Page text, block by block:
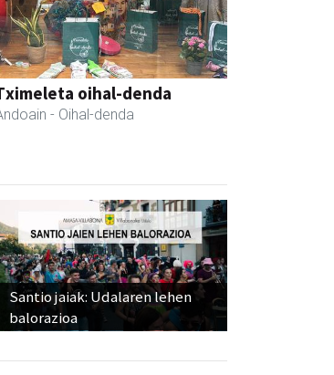
oihal-denda
- Oihal-denda
Santio jaiak: Udalaren lehen
balorazioa